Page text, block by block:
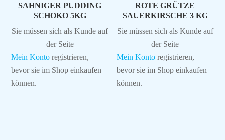
SAHNIGER PUDDING
SCHOKO 5KG
Sie müssen sich als Kunde auf
der Seite
Mein Konto registrieren,
bevor sie im Shop einkaufen
können.
ROTE GRÜTZE
SAUERKIRSCHE 3 KG
Sie müssen sich als Kunde auf
der Seite
Mein Konto registrieren,
bevor sie im Shop einkaufen
können.